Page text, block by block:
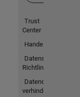
Trust
Center
Handelsmarken
Datenschutz-
Richtlinien
Datendiebstahl
verhindern